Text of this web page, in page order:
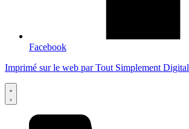
Facebook
Imprimé sur le web par Tout Simplement Digital